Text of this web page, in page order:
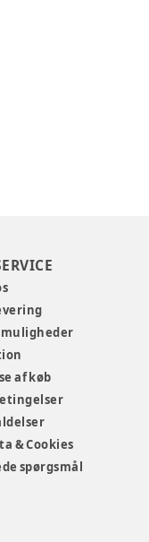
af køb
& Cookies
spørgsmål